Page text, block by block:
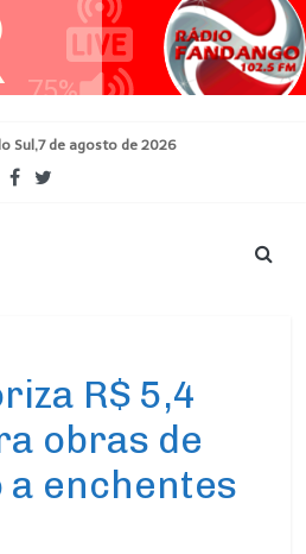
Sul,7 de agosto de 2026
R$ 5,4
obras de
enchentes